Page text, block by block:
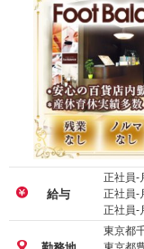
給与
正社員-
正社員-
正社員-
東京都